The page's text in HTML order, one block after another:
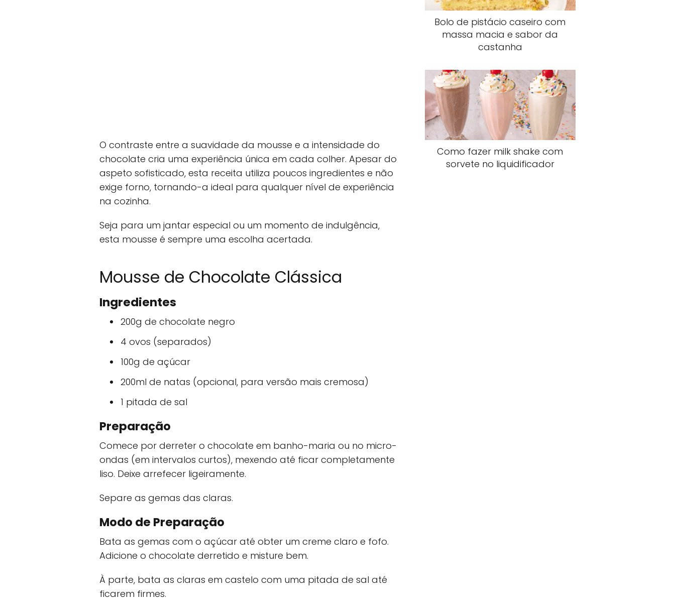
O contraste entre a suavidade da mousse e a intensidade do
chocolate cria uma experiência única em cada colher. Apesar do
aspeto sofisticado, esta receita utiliza poucos ingredientes e não
exige forno, tornando-a ideal para qualquer nível de experiência
na cozinha.
Seja para um jantar especial ou um momento de indulgência,
esta mousse é sempre uma escolha acertada.
Mousse de Chocolate Clássica
Ingredientes
200g de chocolate negro
4 ovos (separados)
100g de açúcar
200ml de natas (opcional, para versão mais cremosa)
1 pitada de sal
Preparação
Comece por derreter o chocolate em banho-maria ou no micro-
ondas (em intervalos curtos), mexendo até ficar completamente
liso. Deixe arrefecer ligeiramente.
Separe as gemas das claras.
Modo de Preparação
Bata as gemas com o açúcar até obter um creme claro e fofo.
Adicione o chocolate derretido e misture bem.
À parte, bata as claras em castelo com uma pitada de sal até
ficarem firmes.
Bolo de pistácio caseiro com
massa macia e sabor da
castanha
Como fazer milk shake com
sorvete no liquidificador